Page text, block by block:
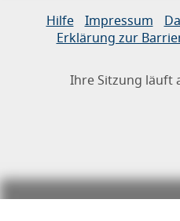
Links zur Hilfe, Impressum,
Hilfe Impressum
Erklärung zur
Ihre Sitzung läuft